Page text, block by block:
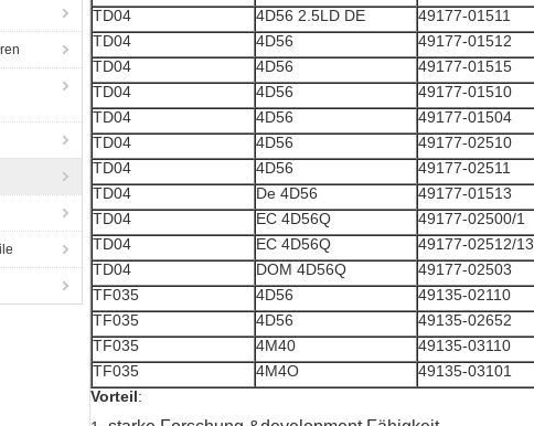
TD04
4D56 2.5LD DE
49177-01511
TD04
4D56
49177-01512
TD04
4D56
49177-01515
TD04
4D56
49177-01510
TD04
4D56
49177-01504
TD04
4D56
49177-02510
TD04
4D56
49177-02511
TD04
De 4D56
49177-01513
TD04
EC 4D56Q
49177-02500/1
TD04
EC 4D56Q
49177-02512/13
TD04
DOM 4D56Q
49177-02503
TF035
4D56
49135-02110
TF035
4D56
49135-02652
TF035
4M40
49135-03110
TF035
4M4O
49135-03101
Vorteil: